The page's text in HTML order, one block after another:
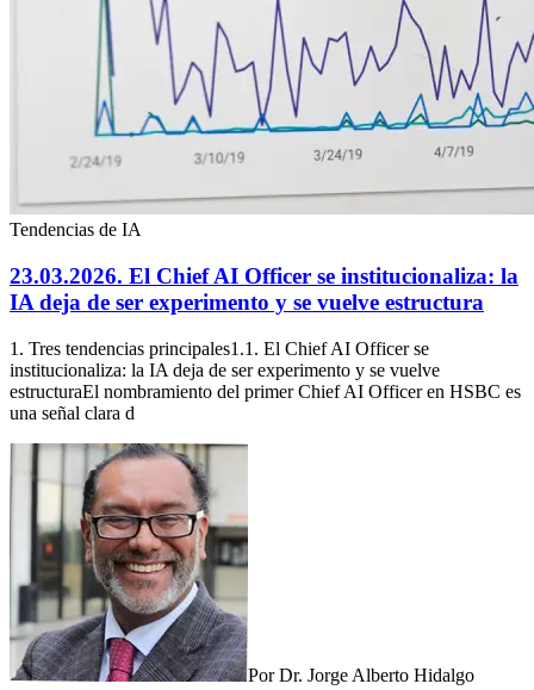
Tendencias de IA
23.03.2026. El Chief AI Officer se institucionaliza: la
IA deja de ser experimento y se vuelve estructura
1. Tres tendencias principales1.1. El Chief AI Officer se
institucionaliza: la IA deja de ser experimento y se vuelve
estructuraEl nombramiento del primer Chief AI Officer en HSBC es
una señal clara d
PorDr. Jorge Alberto Hidalgo